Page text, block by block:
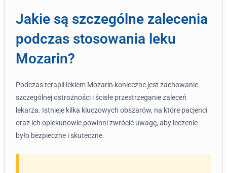
Jakie są szczególne zalecenia
podczas stosowania leku
Mozarin?
Podczas terapii lekiem Mozarin konieczne jest zachowanie
szczególnej ostrożności i ścisłe przestrzeganie zaleceń
lekarza. Istnieje kilka kluczowych obszarów, na które pacjenci
oraz ich opiekunowie powinni zwrócić uwagę, aby leczenie
było bezpieczne i skuteczne.